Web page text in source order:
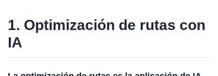
1. Optimización de rutas con
IA